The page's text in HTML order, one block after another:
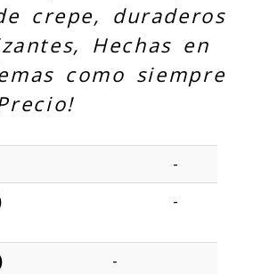
crepe, duraderos
Hechas en
como siempre
-
-
-